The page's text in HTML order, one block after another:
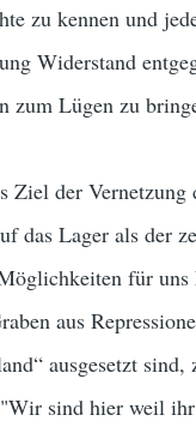
zu kennen und
Widerstand
zum Lügen zu
Ziel der
das Lager als der
für uns
aus
ausgesetzt
sind hier weil